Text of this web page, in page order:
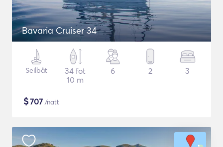
Bavaria Cruiser 34
Seilbåt
34 fot
10 m
6 2 3
$707 /natt